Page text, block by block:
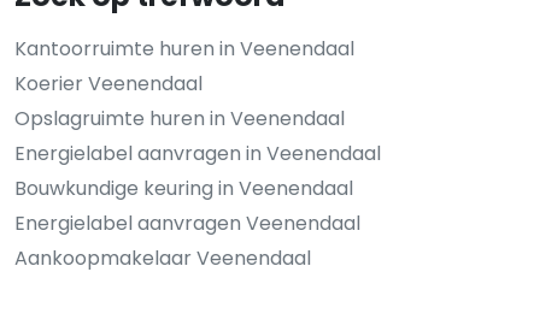
Kantoorruimte huren in Veenendaal
Koerier Veenendaal
Opslagruimte huren in Veenendaal
Energielabel aanvragen in Veenendaal
Bouwkundige keuring in Veenendaal
Energielabel aanvragen Veenendaal
Aankoopmakelaar Veenendaal